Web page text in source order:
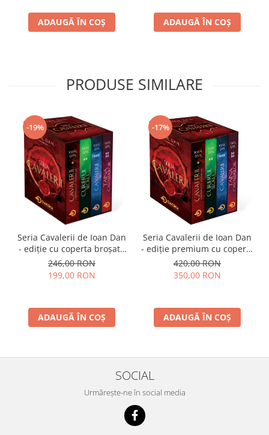
ADAUGĂ ÎN COȘ ADAUGĂ ÎN COȘ
PRODUSE SIMILARE
-19%
Seria Cavalerii de Ioan Dan
- ediție cu coperta broșată
(paperback), pachet
complet
246,00 RON
199,00 RON
ADAUGĂ ÎN COȘ
-17%
Seria Cavalerii de Ioan Dan
- ediție premium cu coperta
cartonată (hardcover), cotor
rotunjit, cusută, în cutie,
420,00 RON
350,00 RON
ADAUGĂ ÎN COȘ
SOCIAL
Urmărește-ne în social media